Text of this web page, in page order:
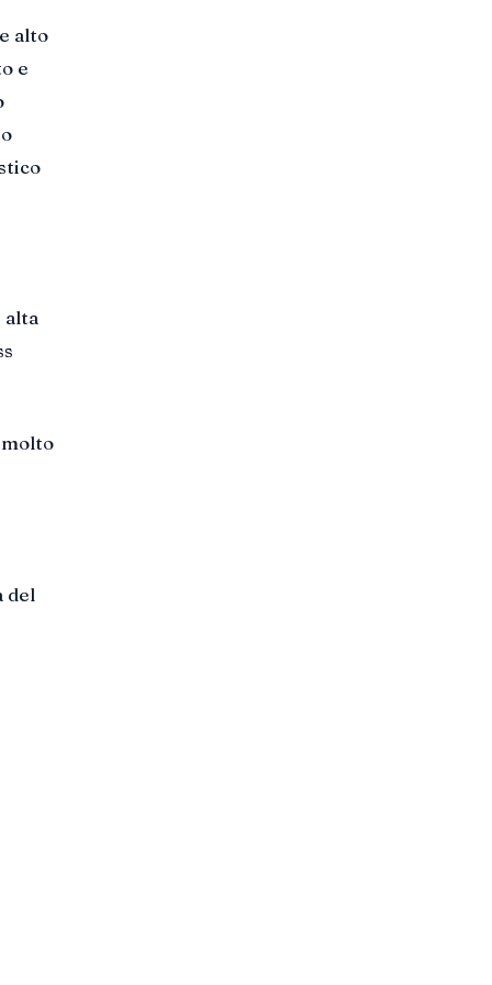
alto
e
alta
del